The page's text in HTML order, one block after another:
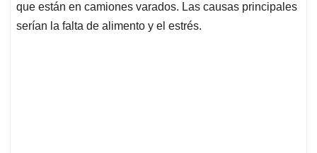
que están en camiones varados. Las causas principales
serían la falta de alimento y el estrés.